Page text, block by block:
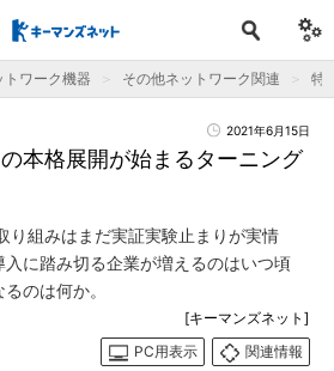
トワーク機器 その他ネットワーク関連 特
2021年6月15日
本格展開が始まるターニング
り組みはまだ実証実験止まりが実情
に踏み切る企業が増えるのはいつ頃
のは何か。
[キーマンズネット]
PC用表示
関連情報